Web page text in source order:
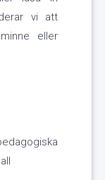
vi att
eller